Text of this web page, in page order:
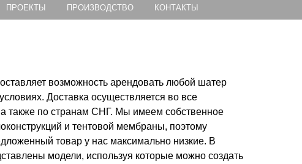
ПРОЕКТЫ ПРОИЗВОДСТВО КОНТАКТЫ
возможность арендовать любой шатер
Доставка осуществляется во все
а также по странам СНГ. Мы имеем собственное
и тентовой мембраны, поэтому
товар у нас максимально низкие. В
модели, используя которые можно создать